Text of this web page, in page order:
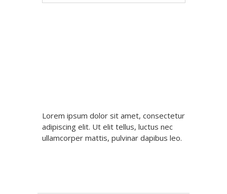
Lorem ipsum dolor sit amet, consectetur
adipiscing elit. Ut elit tellus, luctus nec
ullamcorper mattis, pulvinar dapibus leo.